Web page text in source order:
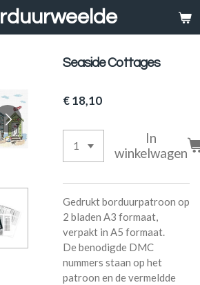
Seaside Cottages
€ 18,10
In
winkelwagen
Gedrukt borduurpatroon op
2 bladen A3 formaat,
verpakt in A5 formaat.
De benodigde DMC
nummers staan op het
patroon en de vermeldde